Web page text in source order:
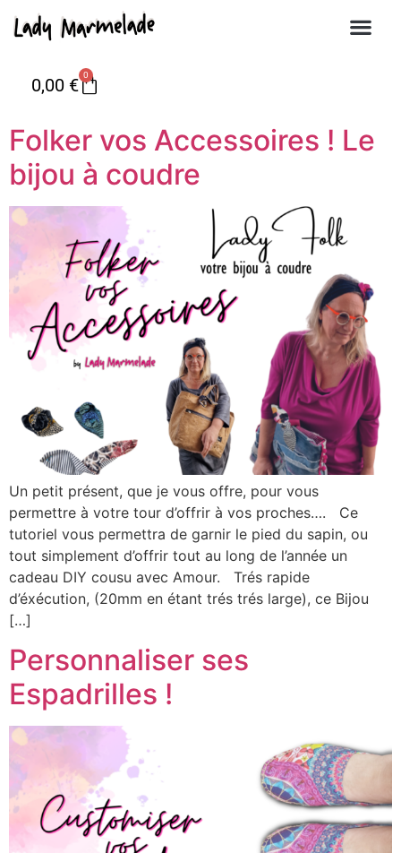
0,00 € 0
Folker vos Accessoires ! Le
bijou à coudre
Un petit présent, que je vous offre, pour vous
permettre à votre tour d’offrir à vos proches…. Ce
tutoriel vous permettra de garnir le pied du sapin, ou
tout simplement d’offrir tout au long de l’année un
cadeau DIY cousu avec Amour. Trés rapide
d’éxécution, (20mm en étant trés trés large), ce Bijou
[…]
Personnaliser ses
Espadrilles !